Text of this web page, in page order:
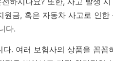
원금, 혹은 자동차 사고로 인
다.
다. 여러 보험사의 상품을 꼼